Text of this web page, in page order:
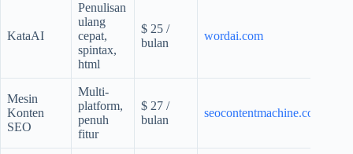
KataAI
Penulisan
ulang
cepat,
spintax,
html
$ 25 /
bulan
wordai.com
Mesin
Konten
SEO
Multi-
platform,
penuh
fitur
$ 27 /
bulan
seocontentmachine.com